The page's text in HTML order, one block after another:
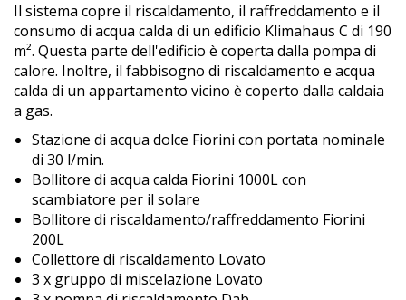
Il sistema copre il riscaldamento, il raffreddamento e il
consumo di acqua calda di un edificio Klimahaus C di 190
m². Questa parte dell'edificio è coperta dalla pompa di
calore. Inoltre, il fabbisogno di riscaldamento e acqua
calda di un appartamento vicino è coperto dalla caldaia
a gas.
Stazione di acqua dolce Fiorini con portata nominale
di 30 l/min.
Bollitore di acqua calda Fiorini 1000L con
scambiatore per il solare
Bollitore di riscaldamento/raffreddamento Fiorini
200L
Collettore di riscaldamento Lovato
3 x gruppo di miscelazione Lovato